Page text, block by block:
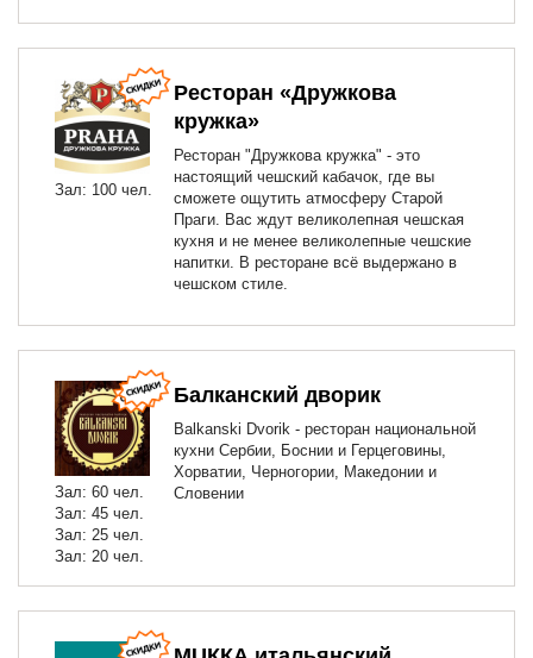
Зал: 100 чел.
Ресторан «Дружкова
кружка»
Ресторан "Дружкова кружка" - это
настоящий чешский кабачок, где вы
сможете ощутить атмосферу Старой
Праги. Вас ждут великолепная чешская
кухня и не менее великолепные чешские
напитки. В ресторане всё выдержано в
чешском стиле.
Зал: 60 чел.
Зал: 45 чел.
Зал: 25 чел.
Зал: 20 чел.
Балканский дворик
Balkanski Dvorik - ресторан национальной
кухни Сербии, Боснии и Герцеговины,
Хорватии, Черногории, Македонии и
Словении